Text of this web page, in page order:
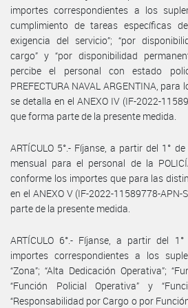
importes correspondientes a los
cumplimiento de tareas específicas
exigencia del servicio”; “por
cargo” y “por disponibilidad
percibe el personal con estado
PREFECTURA NAVAL ARGENTINA,
se detalla en el ANEXO IV (IF-2022-
que forma parte de la presente medida.
ARTÍCULO 5°.- Fíjanse, a partir del 1°
mensual para el personal de la
conforme los importes que para las
en el ANEXO V (IF-2022-11589778-APN-
parte de la presente medida.
ARTÍCULO 6°.- Fíjanse, a partir del
importes correspondientes a los
“Zona”; “Alta Dedicación Operativa”;
“Función Policial Operativa” y
“Responsabilidad por Cargo o por